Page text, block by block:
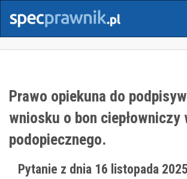
Prawo opiekuna do
wniosku o bon ciepłowniczy
podopiecznego.
Pytanie z dnia 16 listopada 2025